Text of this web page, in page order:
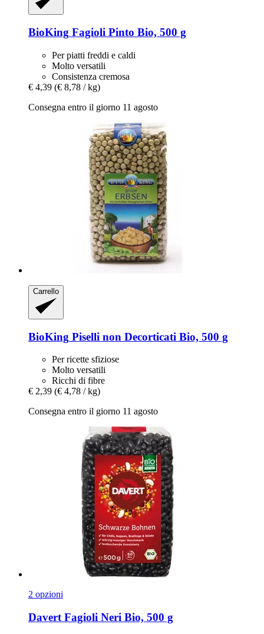
BioKing Fagioli Pinto Bio, 500 g
Per piatti freddi e caldi
Molto versatili
Consistenza cremosa
€ 4,39 (€ 8,78 / kg)
Consegna entro il giorno 11 agosto
Carrello
BioKing Piselli non Decorticati Bio, 500 g
Per ricette sfiziose
Molto versatili
Ricchi di fibre
€ 2,39 (€ 4,78 / kg)
Consegna entro il giorno 11 agosto
2 opzioni
Davert Fagioli Neri Bio, 500 g